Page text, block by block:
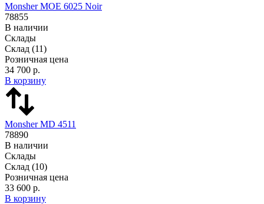
Monsher MOE 6025 Noir
78855
В наличии
Склады
Склад (11)
Розничная цена
34 700 р.
В корзину
Monsher MD 4511
78890
В наличии
Склады
Склад (10)
Розничная цена
33 600 р.
В корзину